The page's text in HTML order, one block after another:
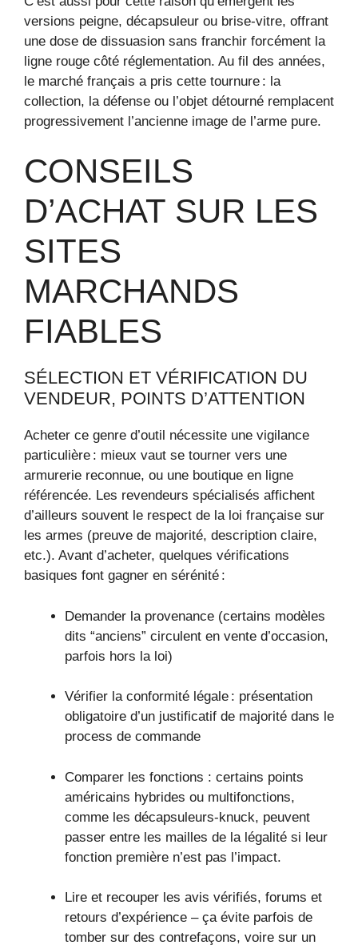
versions peigne, décapsuleur ou brise-vitre, offrant
une dose de dissuasion sans franchir forcément la
ligne rouge côté réglementation. Au fil des années,
le marché français a pris cette tournure : la
collection, la défense ou l’objet détourné remplacent
progressivement l’ancienne image de l’arme pure.
CONSEILS
D’ACHAT SUR LES
SITES
MARCHANDS
FIABLES
SÉLECTION ET VÉRIFICATION DU
VENDEUR, POINTS D’ATTENTION
Acheter ce genre d’outil nécessite une vigilance
particulière : mieux vaut se tourner vers une
armurerie reconnue, ou une boutique en ligne
référencée. Les revendeurs spécialisés affichent
d’ailleurs souvent le respect de la loi française sur
les armes (preuve de majorité, description claire,
etc.). Avant d’acheter, quelques vérifications
basiques font gagner en sérénité :
Demander la provenance (certains modèles
dits “anciens” circulent en vente d’occasion,
parfois hors la loi)
Vérifier la conformité légale : présentation
obligatoire d’un justificatif de majorité dans le
process de commande
Comparer les fonctions : certains points
américains hybrides ou multifonctions,
comme les décapsuleurs-knuck, peuvent
passer entre les mailles de la légalité si leur
fonction première n’est pas l’impact.
Lire et recouper les avis vérifiés, forums et
retours d’expérience – ça évite parfois de
tomber sur des contrefaçons, voire sur un